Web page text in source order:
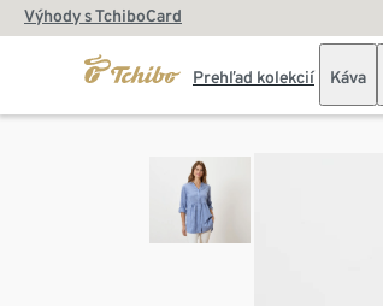
Výhody s TchiboCard
Prehľad kolekcií Káva